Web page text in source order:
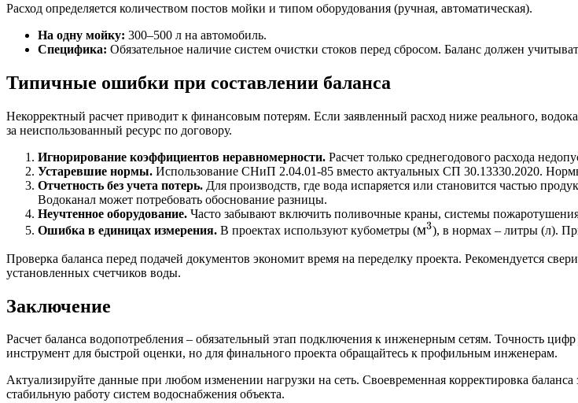
Расход определяется количеством постов мойки и типом оборудования (ручная, автоматическая).
На одну мойку: 300–500 л на автомобиль.
Специфика: Обязательное наличие систем очистки стоков перед сбросом. Баланс должен
Типичные ошибки при составлении баланса
Некорректный расчет приводит к финансовым потерям. Если заявленный расход ниже реального,
за неиспользованный ресурс по договору.
Игнорирование коэффициентов неравномерности. Расчет только среднегодового расхода
Устаревшие нормы. Использование СНиП 2.04.01-85 вместо актуальных СП 30.13330.2020.
Отчетность без учета потерь. Для производств, где вода испаряется или становится частью
Водоканал может потребовать обоснование разницы.
Неучтенное оборудование. Часто забывают включить поливочные краны, системы
Ошибка в единицах измерения. В проектах используют кубометры (м^3
м3), в нормах – литры (л).
Проверка баланса перед подачей документов экономит время на переделку проекта. Рекомендуется
установленных счетчиков воды.
Заключение
Расчет баланса водопотребления – обязательный этап подключения к инженерным сетям. Точность
инструмент для быстрой оценки, но для финального проекта обращайтесь к профильным инженерам.
Актуализируйте данные при любом изменении нагрузки на сеть. Своевременная корректировка
стабильную работу систем водоснабжения объекта.